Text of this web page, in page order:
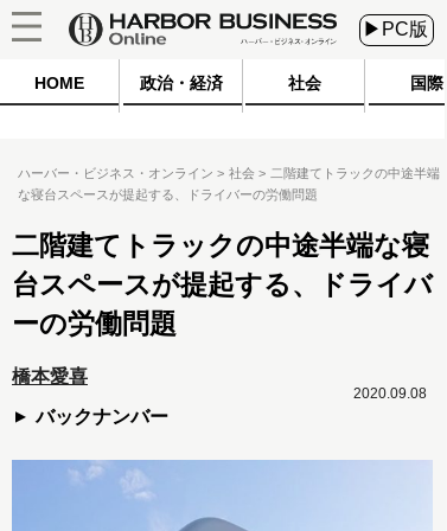
▶PC版
HOME 政治・経済 社会 国際
ハーバー・ビジネス・オンライン 社会
二階建てトラックの中途半端
な寝台スペースが提起する、ドライバーの労働問題
二階建てトラックの中途半端な寝
台スペースが提起する、ドライバ
ーの労働問題
橋本愛喜
バックナンバー
2020.09.08